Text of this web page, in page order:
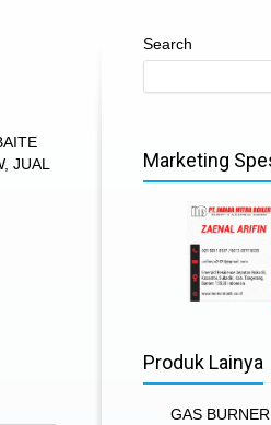
,JUAL
Search
Marketing
Produk Lainya
GAS